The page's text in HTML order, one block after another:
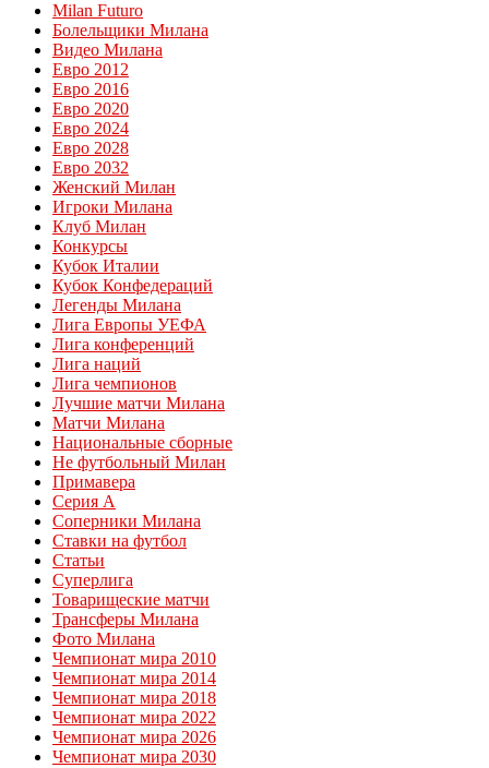
Milan Futuro
Болельщики Милана
Видео Милана
Евро 2012
Евро 2016
Евро 2020
Евро 2024
Евро 2028
Евро 2032
Женский Милан
Игроки Милана
Клуб Милан
Конкурсы
Кубок Италии
Кубок Конфедераций
Легенды Милана
Лига Европы УЕФА
Лига конференций
Лига наций
Лига чемпионов
Лучшие матчи Милана
Матчи Милана
Национальные сборные
Не футбольный Милан
Примавера
Серия А
Соперники Милана
Ставки на футбол
Статьи
Суперлига
Товарищеские матчи
Трансферы Милана
Фото Милана
Чемпионат мира 2010
Чемпионат мира 2014
Чемпионат мира 2018
Чемпионат мира 2022
Чемпионат мира 2026
Чемпионат мира 2030